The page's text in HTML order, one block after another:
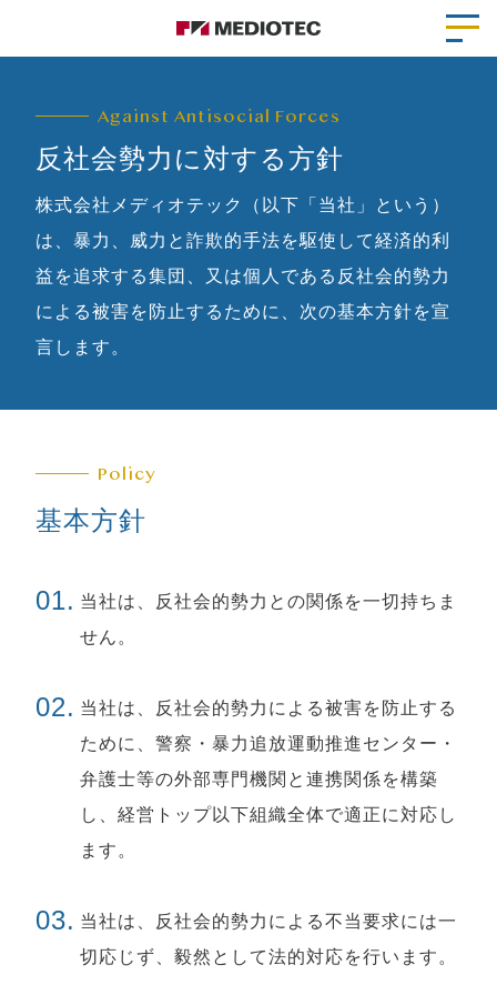
Against Antisocial Forces
反社会勢力に対する方針
株式会社メディオテック（以下「当社」という）
は、暴力、威力と詐欺的手法を駆使して経済的利
益を追求する集団、又は個人である反社会的勢力
による被害を防止するために、次の基本方針を宣
言します。
Policy
基本方針
01. 当社は、反社会的勢力との関係を一切持ちま
せん。
02. 当社は、反社会的勢力による被害を防止する
ために、警察・暴力追放運動推進センター・
弁護士等の外部専門機関と連携関係を構築
し、経営トップ以下組織全体で適正に対応し
ます。
03. 当社は、反社会的勢力による不当要求には一
切応じず、毅然として法的対応を行います。